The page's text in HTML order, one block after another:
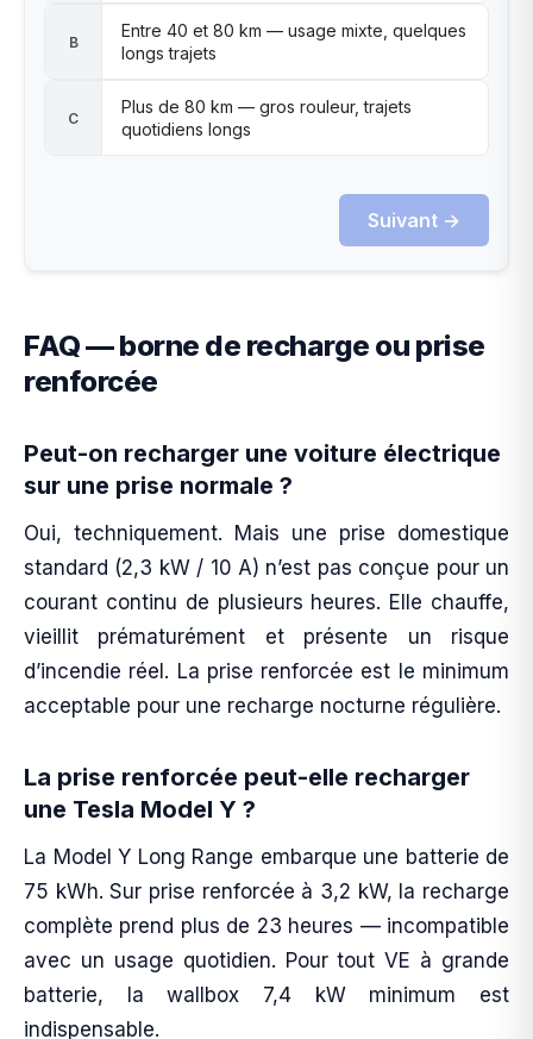
B
Entre 40 et 80 km — usage mixte, quelques
longs trajets
C
Plus de 80 km — gros rouleur, trajets
quotidiens longs
Suivant →
FAQ — borne de recharge ou prise
renforcée
Peut-on recharger une voiture électrique
sur une prise normale ?
Oui, techniquement. Mais une prise domestique
standard (2,3 kW / 10 A) n’est pas conçue pour un
courant continu de plusieurs heures. Elle chauffe,
vieillit prématurément et présente un risque
d’incendie réel. La prise renforcée est le minimum
acceptable pour une recharge nocturne régulière.
La prise renforcée peut-elle recharger
une Tesla Model Y ?
La Model Y Long Range embarque une batterie de
75 kWh. Sur prise renforcée à 3,2 kW, la recharge
complète prend plus de 23 heures — incompatible
avec un usage quotidien. Pour tout VE à grande
batterie, la wallbox 7,4 kW minimum est
indispensable.